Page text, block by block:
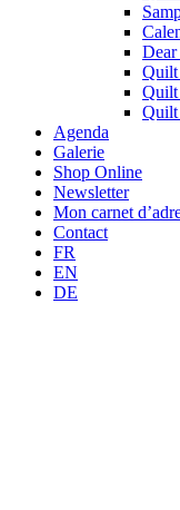
Dear
Quilt
Quilt
Quilt
Agenda
Galerie
Shop Online
Newsletter
Mon carnet
Contact
FR
EN
DE